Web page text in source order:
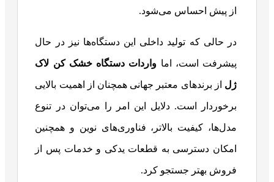
از پیش احساس می‌شود.
در حالی که تولید داخلی این دستگاه‌ها نیز در حال
پیشرفت است، اما واردات دستگاه خشک کن لاک
ژل از برندهای معتبر جهانی همچنان از اهمیت بالایی
برخوردار است. دلایل این امر را می‌توان در تنوع
مدل‌ها، کیفیت بالاتر، فناوری‌های نوین و همچنین
امکان دسترسی به قطعات یدکی و خدمات پس از
فروش بهتر جستجو کرد.